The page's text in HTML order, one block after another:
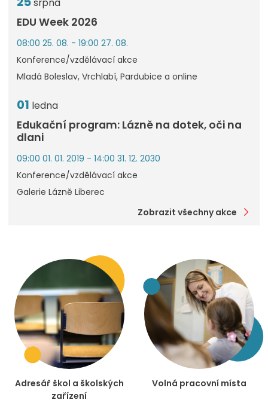
EDU Week 2026
08:00 25. 08. - 19:00 27. 08.
Konference/vzdělávací akce
Mladá Boleslav, Vrchlabí, Pardubice a online
01 ledna
Edukační program: Lázně na dotek, oči na
dlani
09:00 01. 01. 2019 - 14:00 31. 12. 2030
Konference/vzdělávací akce
Galerie Lázně Liberec
Zobrazit všechny akce
Adresář škol a školských
zařízení
Volná pracovní místa